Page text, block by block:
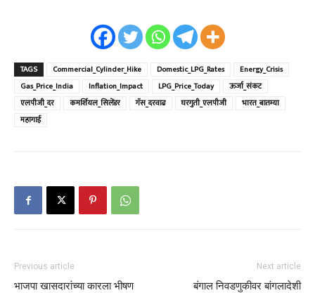
TAGS Commercial_Cylinder_Hike Domestic_LPG_Rates
Energy_Crisis
Gas_Price_India
Inflation_Impact LPG_Price_Today
ऊर्जा_संकट
एलपीजी_दर
कमर्शियल_सिलेंडर गॅस_दरवाढ घरगुती_एलपीजी
भारत_बातम्या
महागाई
Previous article
भाजपा खासदारांच्या कारला भीषण
Next article
बंगाल निवडणुकीवर बांगलादेशी